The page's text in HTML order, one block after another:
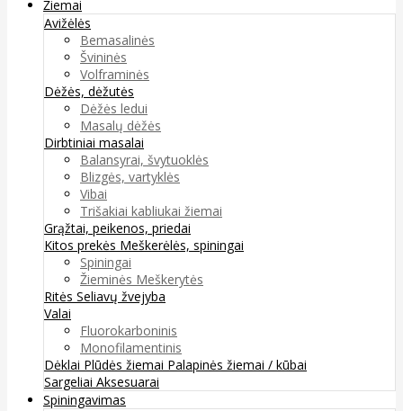
Žiemai
Avižėlės
Bemasalinės
Švininės
Volframinės
Dėžės, dėžutės
Dėžės ledui
Masalų dėžės
Dirbtiniai masalai
Balansyrai, švytuoklės
Blizgės, vartyklės
Vibai
Trišakiai kabliukai žiemai
Grąžtai, peikenos, priedai
Kitos prekės Meškerėlės, spiningai
Spiningai
Žieminės Meškerytės
Ritės Seliavų žvejyba
Valai
Fluorokarboninis
Monofilamentinis
Dėklai Plūdės žiemai Palapinės žiemai / kūbai
Sargeliai Aksesuarai
Spiningavimas